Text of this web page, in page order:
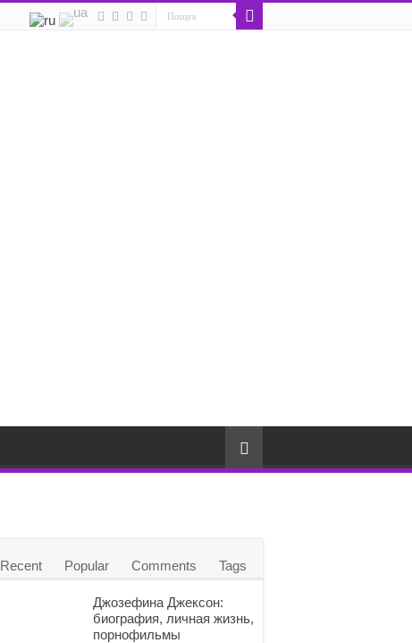
Recent Popular Comments Tags
Джозефина Джексон:
биография, личная жизнь,
порнофильмы